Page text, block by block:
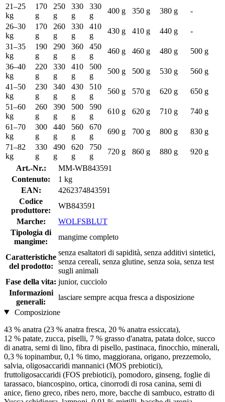
21–25
kg
170
g
250
g
330
g
330
g
400 g 350 g 380 g
-
26–30
kg
170
g
260
g
330
g
410
g
430 g 410 g 440 g
-
31–35
kg
190
g
290
g
360
g
450
g
460 g 460 g 480 g
500 g
36–40
kg
220
g
330
g
410
g
500
g
500 g 500 g 530 g
560 g
41–50
kg
230
g
340
g
430
g
510
g
560 g 570 g 620 g
650 g
51–60
kg
260
g
390
g
500
g
590
g
610 g 620 g 710 g
740 g
61–70
kg
300
g
440
g
560
g
670
g
690 g 700 g 800 g
830 g
71–82
kg
330
g
490
g
620
g
750
g
720 g 860 g 880 g
920 g
Art.-Nr.:
MM-WB843591
Contenuto:
1 kg
EAN:
4262374843591
Codice
produttore:
WB843591
Marche:
WOLFSBLUT
Tipologia di
mangime:
mangime completo
Caratteristiche
del prodotto:
senza esaltatori di sapidità, senza additivi sintetici,
senza cereali, senza glutine, senza soia, senza test
sugli animali
Fase della vita: junior, cucciolo
Informazioni
generali:
lasciare sempre acqua fresca a disposizione
Composizione
43 % anatra (23 % anatra fresca, 20 % anatra essiccata),
12 % patate, zucca, piselli, 7 % grasso d'anatra, patata dolce, succo
di anatra, semi di lino, fibra di pisello, pastinaca, finocchio, minerali,
0,3 % topinambur, 0,1 % timo, maggiorana, origano, prezzemolo,
salvia, oligosaccaridi mannanici (MOS prebiotici),
fruttoligosaccaridi (FOS prebiotici), pomodoro, ginseng, foglie di
tarassaco, biancospino, ortica, cinorrodi di rosa canina, semi di
anice, fieno greco, ribes nero, more, bacche di sambuco, estratto di